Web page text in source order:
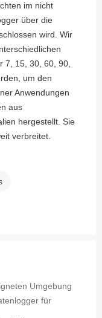
im nicht
über die
wird. Wir
7, 15, 30, 60, 90,
um den
Anwendungen
aus
hergestellt. Sie
verbreitet.
Umgebung
für